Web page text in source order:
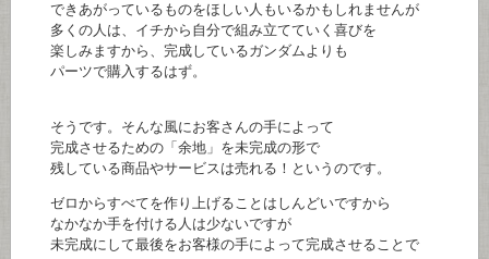
できあがっているものをほしい人もいるかもしれませんが
多くの人は、イチから自分で組み立てていく喜びを
楽しみますから、完成しているガンダムよりも
パーツで購入するはず。
そうです。そんな風にお客さんの手によって
完成させるための「余地」を未完成の形で
残している商品やサービスは売れる！というのです。
ゼロからすべてを作り上げることはしんどいですから
なかなか手を付ける人は少ないですが
未完成にして最後をお客様の手によって完成させることで